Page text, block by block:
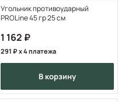
Угольник противоударный
PROLine 45 гр 25 см
1 162
291 x 4 платежа
в корзину